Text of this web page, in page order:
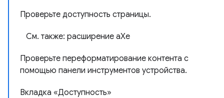
Проверьте доступность страницы.
См. также: расширение aXe
Проверьте переформатирование контента с
помощью панели инструментов устройства.
Вкладка «Доступность»